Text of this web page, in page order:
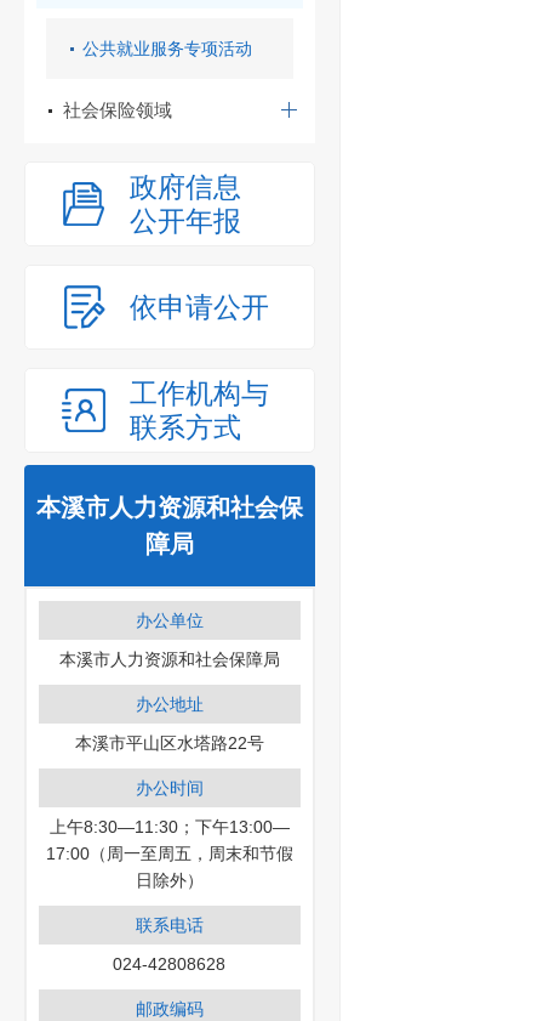
公共就业服务专项活动
社会保险领域
政府信息
公开年报
依申请公开
工作机构与
联系方式
本溪市人力资源和社会保
障局
办公单位
本溪市人力资源和社会保障局
办公地址
本溪市平山区水塔路22号
办公时间
上午8:30—11:30；下午13:00—
17:00（周一至周五，周末和节假
日除外）
联系电话
024-42808628
邮政编码